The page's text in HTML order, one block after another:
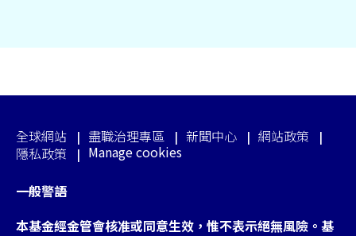
全球網站 盡職治理專區 新聞中心
網站政策
隱私政策
Manage cookies
一般警語
本基金經金管會核准或同意生效，惟不表示絕無風險。基